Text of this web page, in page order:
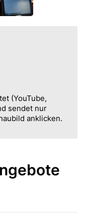
(YouTube,
sendet nur
anklicken.